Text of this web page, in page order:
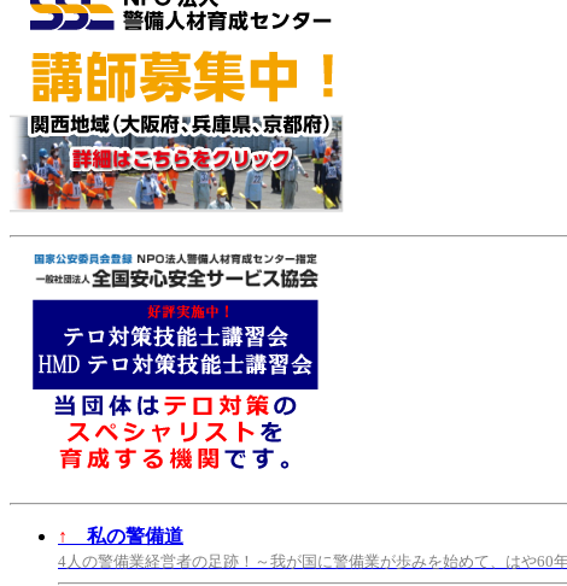
↑ 私の警備道
4人の警備業経営者の足跡！～我が国に警備業が歩みを始めて、はや